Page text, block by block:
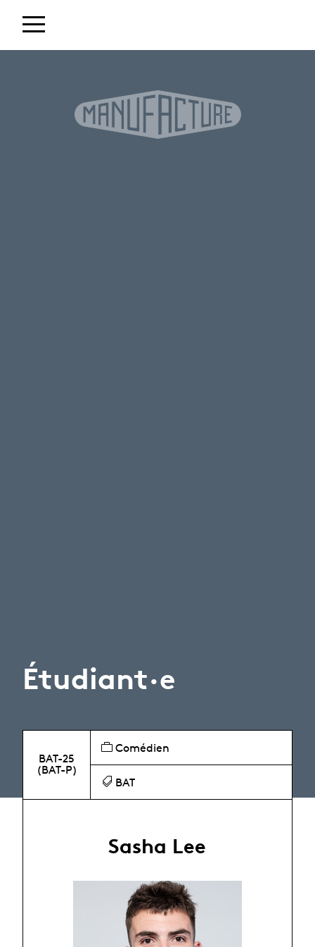
Étudiant·e
BAT-25
(BAT-P)
Comédien
BAT
Sasha Lee